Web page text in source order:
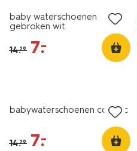
baby waterschoenen
gebroken wit
14.29 7.
–
babywaterschoenen cognac
14.29 7.
–